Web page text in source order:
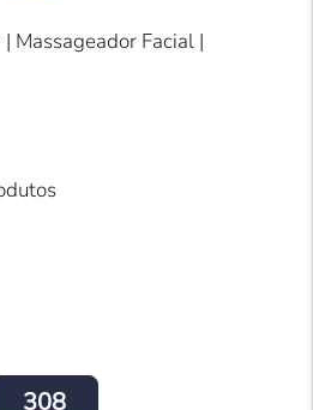
Massageador Facial |
308